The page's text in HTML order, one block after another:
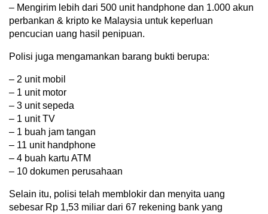
– Mengirim lebih dari 500 unit handphone dan 1.000 akun
perbankan & kripto ke Malaysia untuk keperluan
pencucian uang hasil penipuan.
Polisi juga mengamankan barang bukti berupa:
– 2 unit mobil
– 1 unit motor
– 3 unit sepeda
– 1 unit TV
– 1 buah jam tangan
– 11 unit handphone
– 4 buah kartu ATM
– 10 dokumen perusahaan
Selain itu, polisi telah memblokir dan menyita uang
sebesar Rp 1,53 miliar dari 67 rekening bank yang